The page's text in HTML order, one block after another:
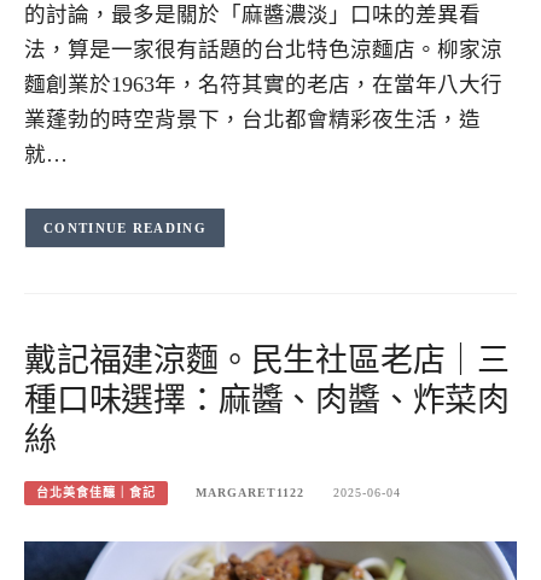
的討論，最多是關於「麻醬濃淡」口味的差異看
法，算是一家很有話題的台北特色涼麵店。柳家涼
麵創業於1963年，名符其實的老店，在當年八大行
業蓬勃的時空背景下，台北都會精彩夜生活，造
就…
CONTINUE READING
戴記福建涼麵。民生社區老店｜三
種口味選擇：麻醬、肉醬、炸菜肉
絲
台北美食佳釀｜食記 MARGARET1122 2025-06-04